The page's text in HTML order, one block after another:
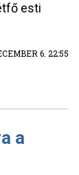
esti
6. 22:55
a